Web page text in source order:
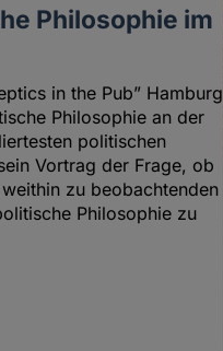
Philosophie im
in the Pub” Hamburg
Philosophie an der
politischen
Vortrag der Frage, ob
zu beobachtenden
Philosophie zu